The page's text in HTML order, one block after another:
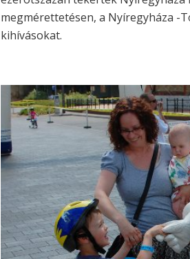
megmérettetésen, a Nyíregyháza -
kihívásokat.